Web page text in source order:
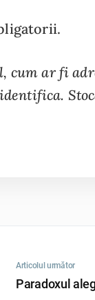
cum ar fi
Articolul următor
Paradoxul